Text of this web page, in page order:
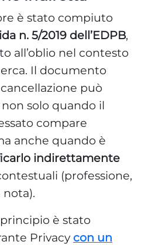
è stato compiuto
n. 5/2019 dell’EDPB,
all’oblio nel contesto
Il documento
può
solo quando il
compare
anche quando è
indirettamente
(professione,
nota).
è stato
Privacy con un